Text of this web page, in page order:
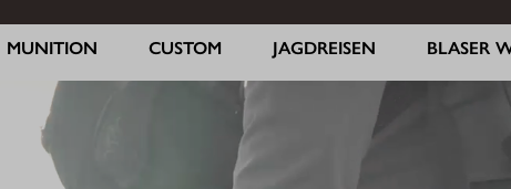
MUNITION CUSTOM JAGDREISEN BLASER